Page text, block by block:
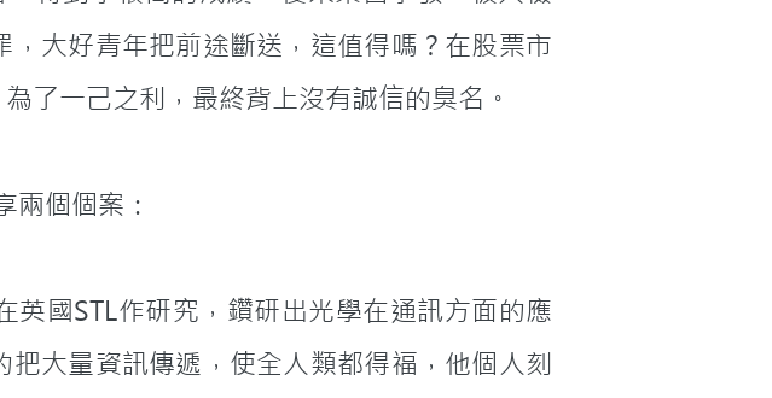
大好青年把前途斷送，這值得嗎？在股票市
了一己之利，最終背上沒有誠信的臭名。
兩個個案：
國STL作研究，鑽研出光學在通訊方面的應
大量資訊傳遞，使全人類都得福，他個人刻